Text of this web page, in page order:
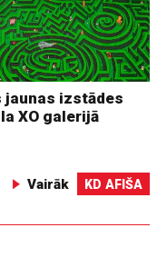
jaunas izstādes
XO galerijā
Vairāk KD AFIŠA